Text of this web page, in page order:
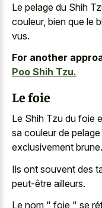
Le pelage du Shih
couleur, bien que le
vus.
For another
Poo Shih Tzu.
Le foie
Le Shih Tzu du foie
sa couleur de
exclusivement brune.
Ils ont souvent des
peut-être ailleurs.
Le nom " foie " se